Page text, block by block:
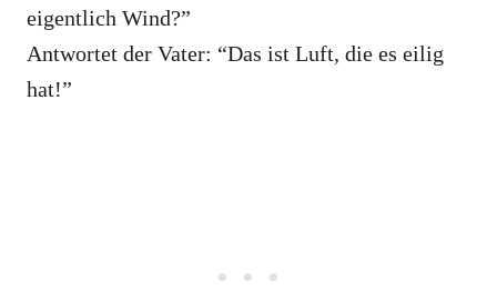
eigentlich Wind?”
Antwortet der Vater: “Das ist Luft, die es eilig
hat!”